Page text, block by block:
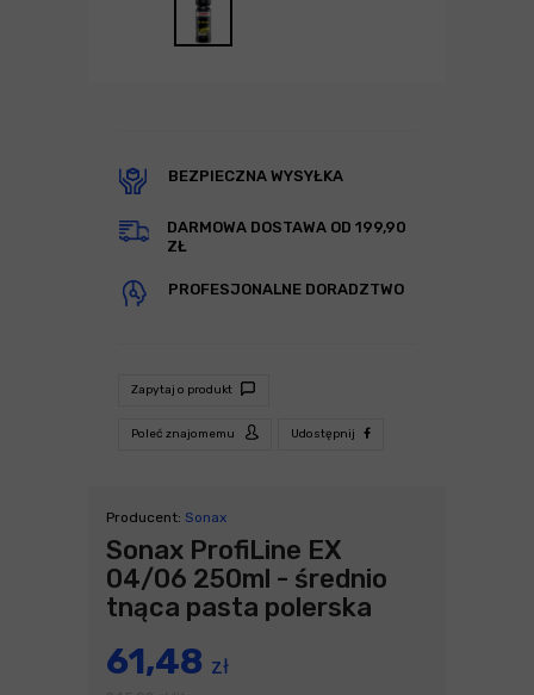
BEZPIECZNA WYSYŁKA
DARMOWA DOSTAWA OD 199,90
ZŁ
PROFESJONALNE DORADZTWO
Zapytaj o produkt
Poleć znajomemu Udostępnij
Producent: Sonax
Sonax ProfiLine EX
04/06 250ml - średnio
tnąca pasta polerska
61,48 zł